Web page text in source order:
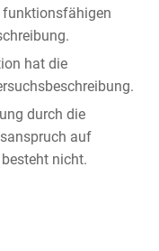
funktionsfähigen
hat die
durch die
auf
nicht.